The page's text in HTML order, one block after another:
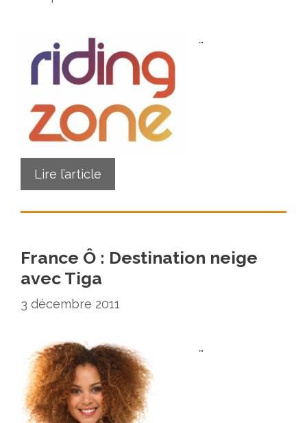
…
Lire l’article
France Ô : Destination neige
avec Tiga
3 décembre 2011
…